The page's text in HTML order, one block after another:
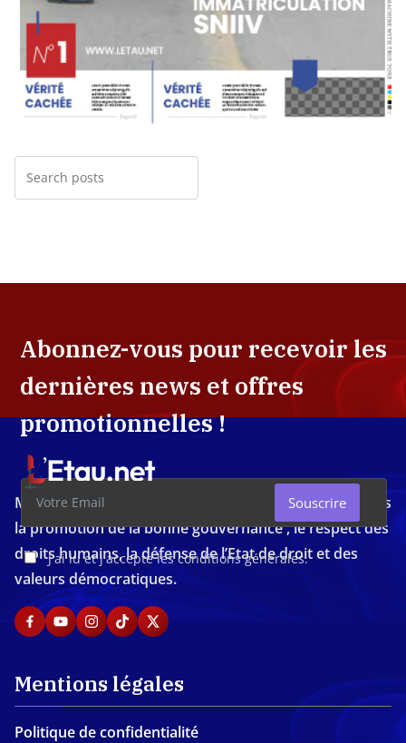
Abonnez-vous pour recevoir les
dernières news et offres
promotionnelles !
J'ai lu et j'accepte les conditions générales.
Souscrire
Média d'investigation ivoirien résolument engagé dans
la promotion de la bonne gouvernance , le respect des
droits humains, la défense de l’Etat de droit et des
valeurs démocratiques.
Mentions légales
Politique de confidentialité